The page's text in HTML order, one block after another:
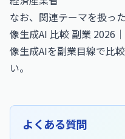
なお、関連テーマを扱った
像生成AI 比較 副業 2026
像生成AIを副業目線で比較
い。
よくある質問